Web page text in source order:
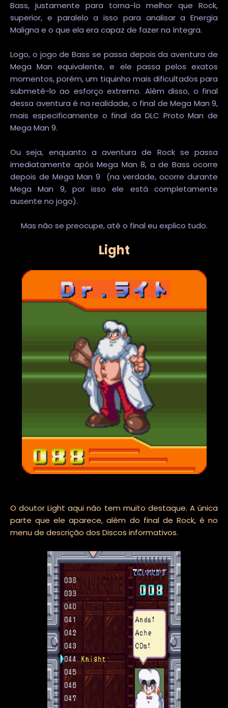
Bass, justamente para torna-lo melhor que Rock,
superior, e paralelo a isso para analisar a Energia
Maligna e o que ela era capaz de fazer na íntegra.
Logo, o jogo de Bass se passa depois da aventura de
Mega Man equivalente, e ele passa pelos exatos
momentos, porém, um tiquinho mais dificultados para
submetê-lo ao esforço extremo. Além disso, o final
dessa aventura é na realidade, o final de Mega Man 9,
mais especificamente o final da DLC Proto Man de
Mega Man 9.
Ou seja, enquanto a aventura de Rock se passa
imediatamente após Mega Man 8, a de Bass ocorre
depois de Mega Man 9 (na verdade, ocorre durante
Mega Man 9, por isso ele está completamente
ausente no jogo).
Mas não se preocupe, até o final eu explico tudo.
Light
O doutor Light aqui não tem muito destaque. A única
parte que ele aparece, além do final de Rock, é no
menu de descrição dos Discos informativos.